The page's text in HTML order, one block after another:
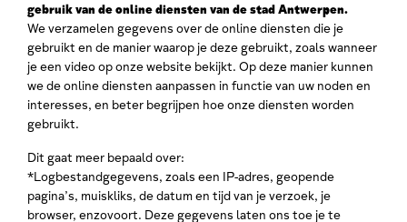
gebruik van de online diensten van de stad Antwerpen.
We verzamelen gegevens over de online diensten die je
gebruikt en de manier waarop je deze gebruikt, zoals wanneer
je een video op onze website bekijkt. Op deze manier kunnen
we de online diensten aanpassen in functie van uw noden en
interesses, en beter begrijpen hoe onze diensten worden
gebruikt.
Dit gaat meer bepaald over:
*Logbestandgegevens, zoals een IP-adres, geopende
pagina’s, muiskliks, de datum en tijd van je verzoek, je
browser, enzovoort. Deze gegevens laten ons toe je te